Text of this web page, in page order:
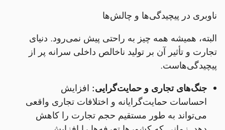
ناوبری در پیچیدگی‌ها و چالش‌ها
البته، همیشه همه چیز به راحتی پیش نمی‌رود. دنیای
تجارت و تأثیر آن بر تولید ناخالص داخلی سرانه پر از
پیچیدگی‌هاست.
جنگ‌های تجاری و حمایت‌گرایی: افزایش
احساسات حمایت‌گرایانه و اختلافات تجاری واقعی
می‌تواند به طور مستقیم حجم تجارت را کاهش